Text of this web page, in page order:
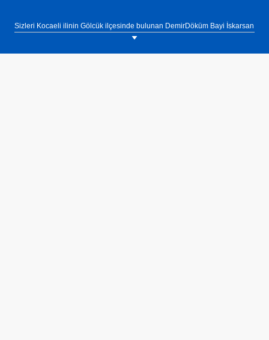
Sizleri Kocaeli ilinin Gölcük ilçesinde bulunan DemirDöküm Bayi İskarsan
Mühendislik showroomumuza bekliyoruz. Tel: 0(262) 424 00 33.